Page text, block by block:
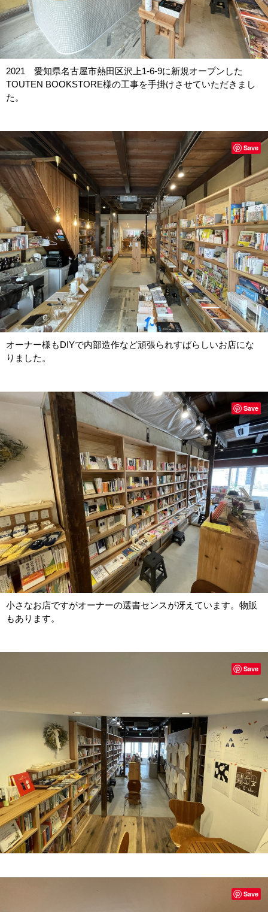
2021 愛知県名古屋市熱田区沢上1-6-9に新規オープンした
TOUTEN BOOKSTORE様の工事を手掛けさせていただきまし
た。
オーナー様もDIYで内部造作など頑張られすばらしいお店にな
りました。
Save
小さなお店ですがオーナーの選書センスが冴えています。物販
もあります。
Save
Save
Save